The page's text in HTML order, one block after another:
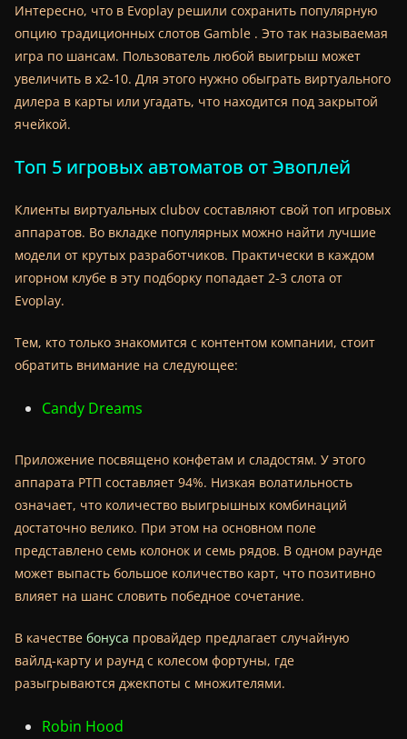
Интересно, что в Evoplay решили сохранить популярную
опцию традиционных слотов Gamble . Это так называемая
игра по шансам. Пользователь любой выигрыш может
увеличить в х2-10. Для этого нужно обыграть виртуального
дилера в карты или угадать, что находится под закрытой
ячейкой.
Топ 5 игровых автоматов от Эвоплей
Клиенты виртуальных clubov составляют свой топ игровых
аппаратов. Во вкладке популярных можно найти лучшие
модели от крутых разработчиков. Практически в каждом
игорном клубе в эту подборку попадает 2-3 слота от
Evoplay.
Тем, кто только знакомится с контентом компании, стоит
обратить внимание на следующее:
Candy Dreams
Приложение посвящено конфетам и сладостям. У этого
аппарата РТП составляет 94%. Низкая волатильность
означает, что количество выигрышных комбинаций
достаточно велико. При этом на основном поле
представлено семь колонок и семь рядов. В одном раунде
может выпасть большое количество карт, что позитивно
влияет на шанс словить победное сочетание.
В качестве бонуса провайдер предлагает случайную
вайлд-карту и раунд с колесом фортуны, где
разыгрываются джекпоты с множителями.
Robin Hood